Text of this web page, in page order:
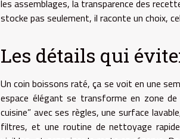
les assemblages, la transparence des
stocke pas seulement, il raconte un choix,
Les détails qui
Un coin boissons raté, ça se voit en une
espace élégant se transforme en zone
cuisine” avec ses règles, une surface
filtres, et une routine de nettoyage